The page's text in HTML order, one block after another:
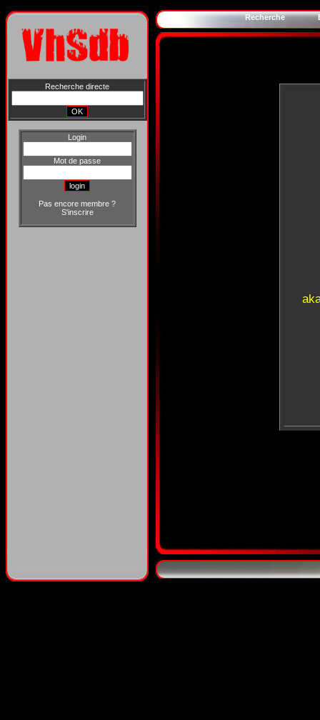
Recherche directe
Login
Mot de passe
Pas encore membre ?
S'inscrire
Recherche